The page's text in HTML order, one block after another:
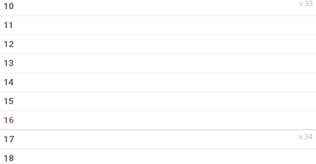
v.33
10
11
12
13
14
15
16
v.34
17
18